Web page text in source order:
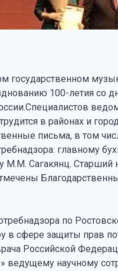
государственном
100-летия со
в районах и
письма, в том
главному
М.М. Сагакянц.
по
сфере защиты прав
Российской
научному